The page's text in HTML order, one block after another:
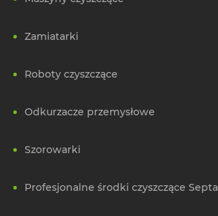
Zamiatarki
Roboty czyszczące
Odkurzacze przemysłowe
Szorowarki
Profesjonalne środki czyszczące Septa